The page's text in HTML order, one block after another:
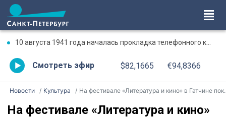
10 августа 1941 года началась прокладка телефонного кабеля по дну Ладожского озера
Смотреть эфир $82,1665 €94,8366
Новости Культура На фестивале «Литература и кино» в Гатчине покажут «Манюню» и «Вести из Непала»
На фестивале «Литература и кино»